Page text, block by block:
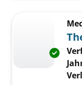
Zu den